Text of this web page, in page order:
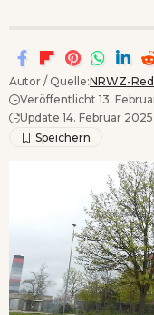
Autor / Quelle:NRWZ-
Veröffentlicht 13.
Update 14. Februar